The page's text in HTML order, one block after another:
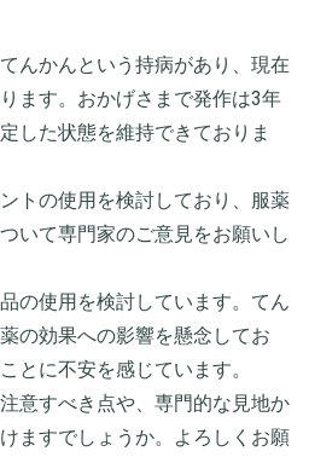
んかんという持病があり、現在
ます。おかげさまで発作は3年
した状態を維持できておりま
トの使用を検討しており、服薬
いて専門家のご意見をお願いし
の使用を検討しています。てん
の効果への影響を懸念してお
とに不安を感じています。
意すべき点や、専門的な見地か
ますでしょうか。よろしくお願